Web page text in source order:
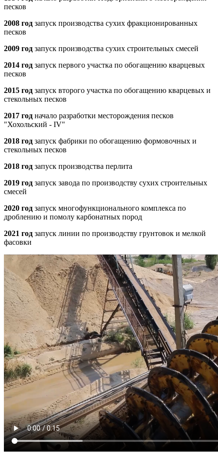
песков
2008 год запуск производства сухих фракционированных
песков
2009 год запуск производства сухих строительных смесей
2014 год запуск первого участка по обогащению кварцевых
песков
2015 год запуск второго участка по обогащению кварцевых и
стекольных песков
2017 год начало разработки месторождения песков
"Хохольский - IV"
2018 год запуск фабрики по обогащению формовочных и
стекольных песков
2018 год запуск производства перлита
2019 год запуск завода по производству сухих строительных
смесей
2020 год запуск многофункционального комплекса по
дроблению и помолу карбонатных пород
2021 год запуск линии по производству грунтовок и мелкой
фасовки